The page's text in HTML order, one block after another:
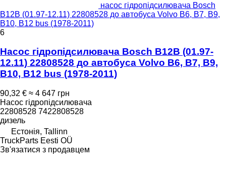
насос гідропідсилювача Bosch
B12B (01.97-12.11) 22808528 до автобуса Volvo B6, B7, B9,
B10, B12 bus (1978-2011)
6
Насос гідропідсилювача Bosch B12B (01.97-
12.11) 22808528 до автобуса Volvo B6, B7, B9,
B10, B12 bus (1978-2011)
90,32 € ≈ 4 647 грн
Насос гідропідсилювача
22808528 7422808528
дизель
Естонія, Tallinn
TruckParts Eesti OÜ
Зв'язатися з продавцем